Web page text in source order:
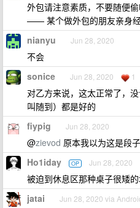
外包请注意素质，不要随便
—— 某个做外包的朋友亲身
nianyu Jun 28, 2020
不会
sonice Jun 28, 2020 1
对乙方来说，这太正常了，
叫随到）都是好的
fiypig Jun 28, 2020
@zievod 原本我以为这是段
Ho1iday OP Jun 28, 2020
被迫到休息区那种桌子很矮
jatai Jun 28, 2020 via